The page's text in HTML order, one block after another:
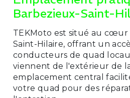
Barbezieux-Saint-
TEKMoto est situé au cœur
Saint-Hilaire, offrant un
conducteurs de quad
viennent de l'extérieur de
emplacement central
votre quad pour des